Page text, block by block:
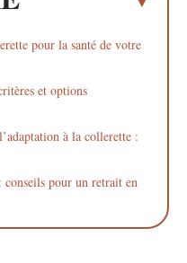
pour la santé de votre
et options
à la collerette :
pour un retrait en